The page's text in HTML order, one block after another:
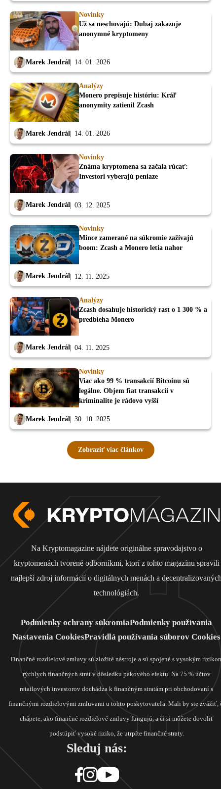
Novinky
Už sa neschovajú: Dubaj zakazuje
anonymné kryptomeny
Marek Jendrál 14. 01. 2026
Analýzy
Monero prepisuje históriu: Kráľ
anonymity zatienil Zcash
Marek Jendrál 14. 01. 2026
Novinky
Známa kryptomena sa začala rúcať:
Investori vyberajú peniaze
Marek Jendrál 03. 12. 2025
Novinky
Mince zamerané na súkromie zažívajú
boom: Zcash a Monero letia nahor
Marek Jendrál 12. 11. 2025
Analýzy
Zcash dosahuje historický rast o 1 300 % a
predbieha Monero
Marek Jendrál 04. 11. 2025
Novinky
Viac ako 99 % transakcií Bitcoinu sú
legálne. Objem fiat transakcií v
kriminalite je rádovo vyšší
Marek Jendrál 30. 10. 2025
Zobraziť viac článkov
Na Kryptomagazine nájdete originálne spravodajstvo o
kryptomenách tvorené odborníkmi, ktorí z tohto magazínu spravili
najlepší zdroj informácií o digitálnych menách a
technológiách.
Podmienky ochrany súkromiaPodmienky používania
Nastavenia CookiesPravidlá používania súborov Cookies
Finančné rozdielové zmluvy sú zložité nástroje a sú spojené s vysokým
rýchlych finančných strát v dôsledku pákového efektu. Na 75 % účtov
retailových investorov dochádza k finančným stratám pri obchodovaní s
finančnými rozdielovými zmluvami u tohto poskytovateľa. Mali by ste zvážiť,
chápete, ako finančné rozdielové zmluvy fungujú, a či si môžete dovoliť
podstúpiť vysoké riziko, že utrpíte finančné straty.
Sleduj nás: